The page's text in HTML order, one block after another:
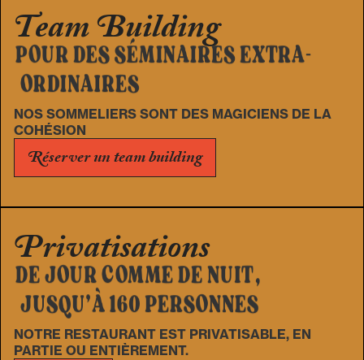
Team Building
POUR DES SÉMINAIRES EXTRA-
ORDINAIRES
NOS SOMMELIERS SONT DES MAGICIENS DE LA
COHÉSION
Réserver un team building
Privatisations
DE JOUR COMME DE NUIT,
JUSQU’À 160 PERSONNES
NOTRE RESTAURANT EST PRIVATISABLE, EN
PARTIE OU ENTIÈREMENT.